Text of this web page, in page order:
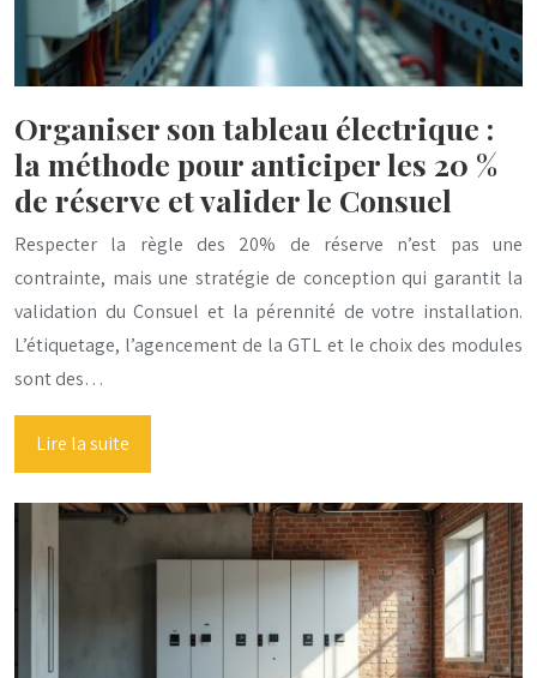
Organiser son tableau électrique :
la méthode pour anticiper les 20 %
de réserve et valider le Consuel
Respecter la règle des 20% de réserve n’est pas une
contrainte, mais une stratégie de conception qui garantit la
validation du Consuel et la pérennité de votre installation.
L’étiquetage, l’agencement de la GTL et le choix des modules
sont des…
Lire la suite